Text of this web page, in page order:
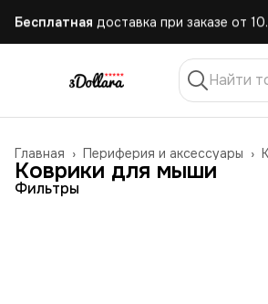
Бесплатная доставка при заказе от
Периферия и аксессуары ›
Главная ›
Коврики для мыши
Фильтры